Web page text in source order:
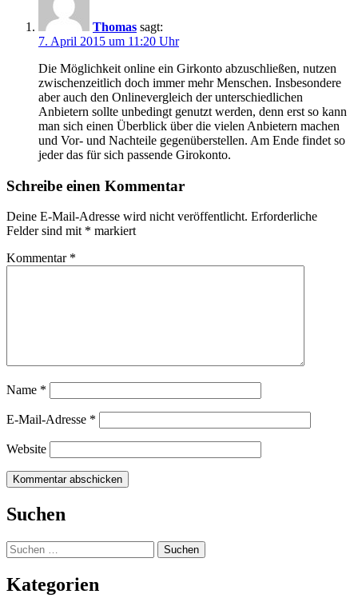
Thomas sagt:
7. April 2015 um 11:20 Uhr
Die Möglichkeit online ein Girkonto abzuschließen, nutzen
zwischenzeitlich doch immer mehr Menschen. Insbesondere
aber auch den Onlinevergleich der unterschiedlichen
Anbietern sollte unbedingt genutzt werden, denn erst so kann
man sich einen Überblick über die vielen Anbietern machen
und Vor- und Nachteile gegenüberstellen. Am Ende findet so
jeder das für sich passende Girokonto.
Schreibe einen Kommentar
Deine E-Mail-Adresse wird nicht veröffentlicht. Erforderliche
Felder sind mit * markiert
Kommentar *
Name *
E-Mail-Adresse *
Website
Suchen
Suchen
nach:
Kategorien